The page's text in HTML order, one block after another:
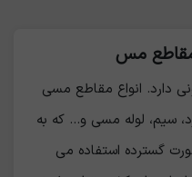
مس
دارد. انواع مقاطع مسی
سیم، لوله مسی و... که به
گسترده استفاده می